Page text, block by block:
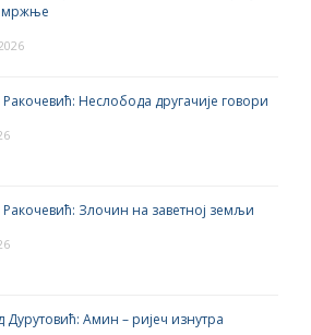
мржње
Неслобода другачије говори
Злочин на заветној земљи
Амин – ријеч изнутра